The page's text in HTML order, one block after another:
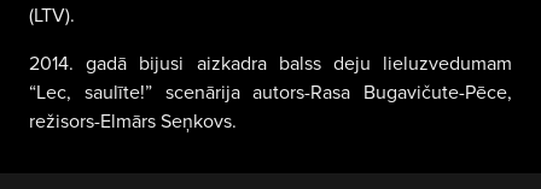
(LTV).
2014. gadā bijusi aizkadra balss deju lieluzvedumam
“Lec, saulīte!” scenārija autors-Rasa Bugavičute-Pēce,
režisors-Elmārs Seņkovs.